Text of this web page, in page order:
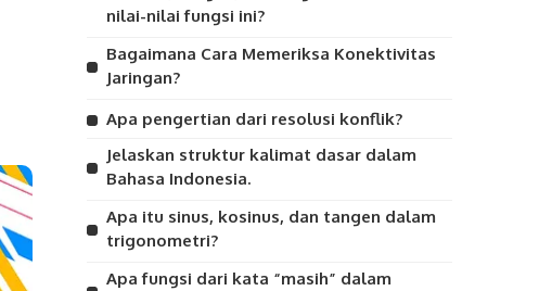
nilai-nilai fungsi ini?
Bagaimana Cara Memeriksa Konektivitas
Jaringan?
Apa pengertian dari resolusi konflik?
Jelaskan struktur kalimat dasar dalam
Bahasa Indonesia.
Apa itu sinus, kosinus, dan tangen dalam
trigonometri?
Apa fungsi dari kata “masih” dalam